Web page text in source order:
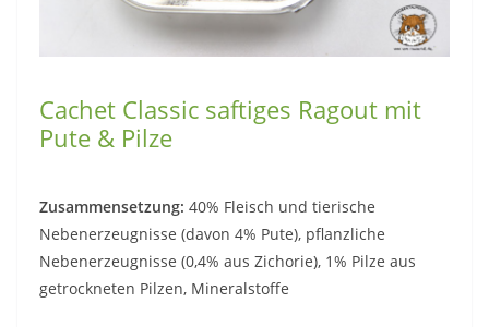
Cachet Classic saftiges Ragout mit
Pute & Pilze
Zusammensetzung: 40% Fleisch und tierische
Nebenerzeugnisse (davon 4% Pute), pflanzliche
Nebenerzeugnisse (0,4% aus Zichorie), 1% Pilze aus
getrockneten Pilzen, Mineralstoffe